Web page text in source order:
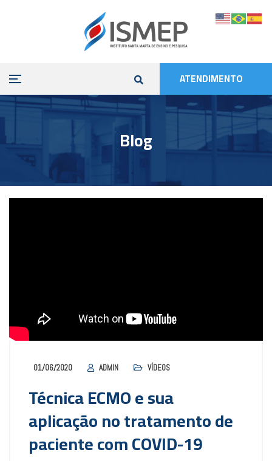
ATENDIMENTO
Blog
01/06/2020 ADMIN VÍDEOS
Técnica ECMO e sua
aplicação no tratamento de
paciente com COVID-19